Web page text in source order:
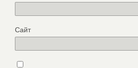
Сайт